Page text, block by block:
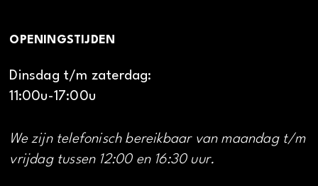
OPENINGSTIJDEN
Dinsdag t/m zaterdag:
11:00u-17:00u
We zijn telefonisch bereikbaar van maandag t/m
vrijdag tussen 12:00 en 16:30 uur.